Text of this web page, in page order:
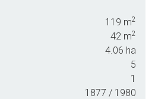
119 m2
42 m2
4.06 ha
5
1
1877 / 1980